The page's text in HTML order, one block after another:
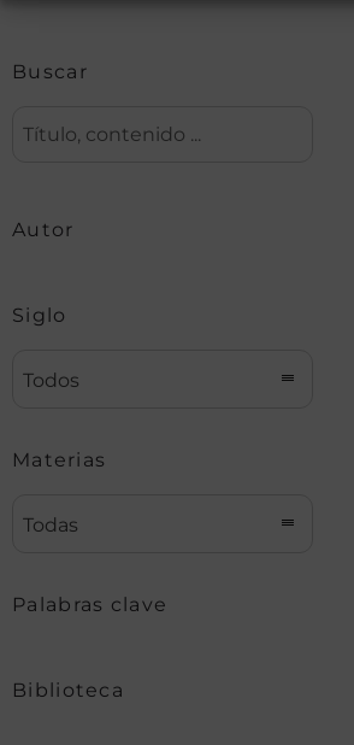
Buscar
Autor
Siglo
Todos
Materias
Todas
Palabras clave
Biblioteca